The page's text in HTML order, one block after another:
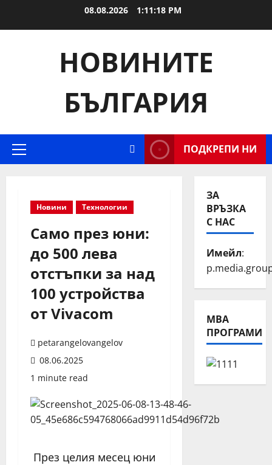
08.08.2026 1:11:19 PM
НОВИНИТЕ
БЪЛГАРИЯ
Primary
ПОДКРЕПИ НИ
Новини Технологии
Само през юни:
до 500 лева
отстъпки за над
100 устройства
от Vivacom
petarangelovangelov
08.06.2025
1 minute read
През целия месец юни
ЗА
ВРЪЗКА
С НАС
Имейл:
МВА
ПРОГРАМИ